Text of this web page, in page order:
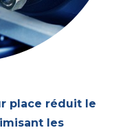
place réduit le
les